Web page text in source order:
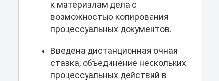
к материалам дела с
возможностью копирования
процессуальных документов.
Введена дистанционная очная
ставка, объединение нескольких
процессуальных действий в